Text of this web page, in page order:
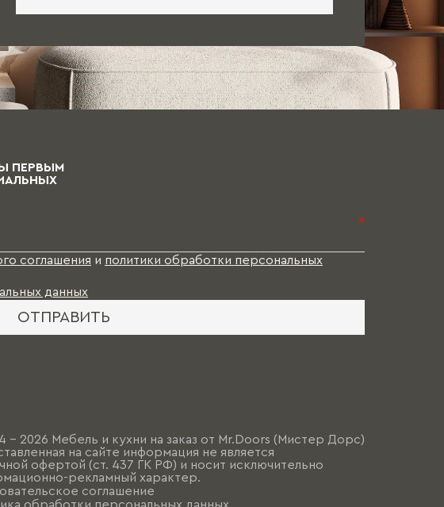
ПЕРВЫМ
*
соглашения и политики обработки персональных
данных
ОТПРАВИТЬ
- 2026 Мебель и кухни на заказ от Mr.Doors (Мистер Дорс)
на сайте информация не является
офертой (ст. 437 ГК РФ) и носит исключительно
рекламный характер.
соглашение